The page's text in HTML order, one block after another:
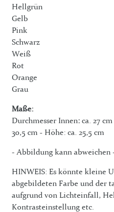
Hellgrün
Gelb
Pink
Schwarz
Weiß
Rot
Orange
Grau
Maße:
Durchmesser Innen: ca. 27
30,5 cm - Höhe: ca. 25,5 cm
- Abbildung kann abweichen
HINWEIS: Es könnte kleine
abgebildeten Farbe und der
aufgrund von Lichteinfall,
Kontrasteinstellung etc.